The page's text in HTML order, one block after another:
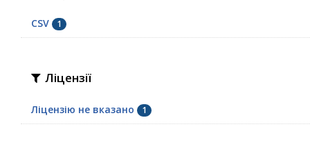
CSV 1
Ліцензії
Ліцензію не вказано 1